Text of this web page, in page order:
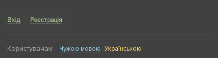
Вхід Реєстрація
Користувачам Чужою мовою Українською